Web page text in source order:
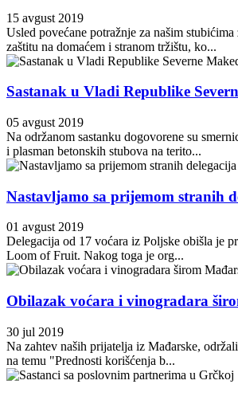
15 avgust 2019
Usled povećane potražnje za našim
zaštitu na domaćem i stranom tržištu, ko...
Sastanak u Vladi Republike
05 avgust 2019
Na održanom sastanku dogovorene su
i plasman betonskih stubova na terito...
Nastavljamo sa prijemom stranih
01 avgust 2019
Delegacija od 17 voćara iz Poljske obišla je
Loom of Fruit. Nakog toga je org...
Obilazak voćara i vinogradara
30 jul 2019
Na zahtev naših prijatelja iz Mađarske,
na temu "Prednosti korišćenja b...